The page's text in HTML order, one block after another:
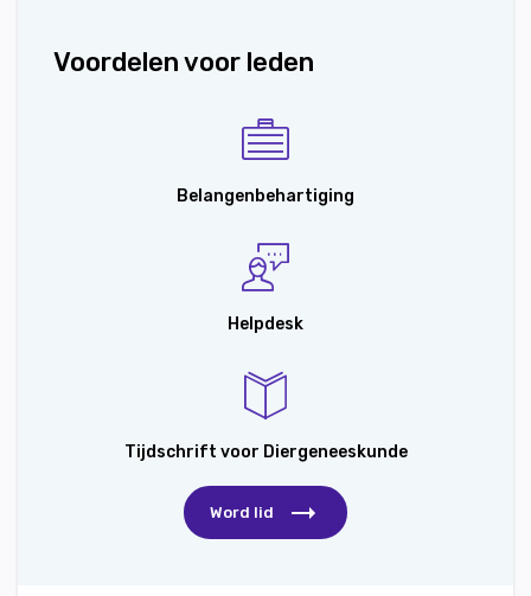
Voordelen voor leden
Belangenbehartiging
Helpdesk
Tijdschrift voor Diergeneeskunde
Word lid